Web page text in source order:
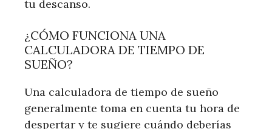
tu descanso.
¿CÓMO FUNCIONA UNA
CALCULADORA DE TIEMPO DE
SUEÑO?
Una calculadora de tiempo de sueño
generalmente toma en cuenta tu hora de
despertar y te sugiere cuándo deberías